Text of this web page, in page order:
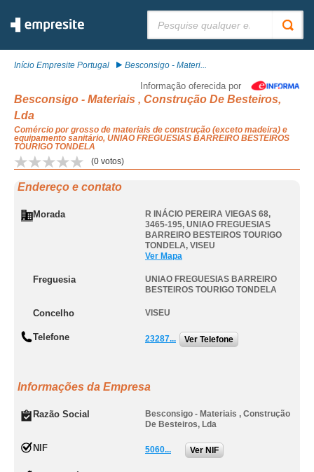
Início Empresite Portugal Besconsigo - Materi...
Informação oferecida por
Besconsigo - Materiais , Construção De Besteiros,
Lda
Comércio por grosso de materiais de construção (exceto madeira) e
equipamento sanitário, UNIAO FREGUESIAS BARREIRO BESTEIROS
TOURIGO TONDELA
(0 votos)
Endereço e contato
Morada
R INÁCIO PEREIRA VIEGAS 68,
3465-195, UNIAO FREGUESIAS
BARREIRO BESTEIROS TOURIGO
TONDELA, VISEU
Ver Mapa
Freguesia
UNIAO FREGUESIAS BARREIRO
BESTEIROS TOURIGO TONDELA
Concelho VISEU
Telefone 23287... Ver Telefone
Informações da Empresa
Razão Social
Besconsigo - Materiais , Construção
De Besteiros, Lda
NIF 5060... Ver NIF